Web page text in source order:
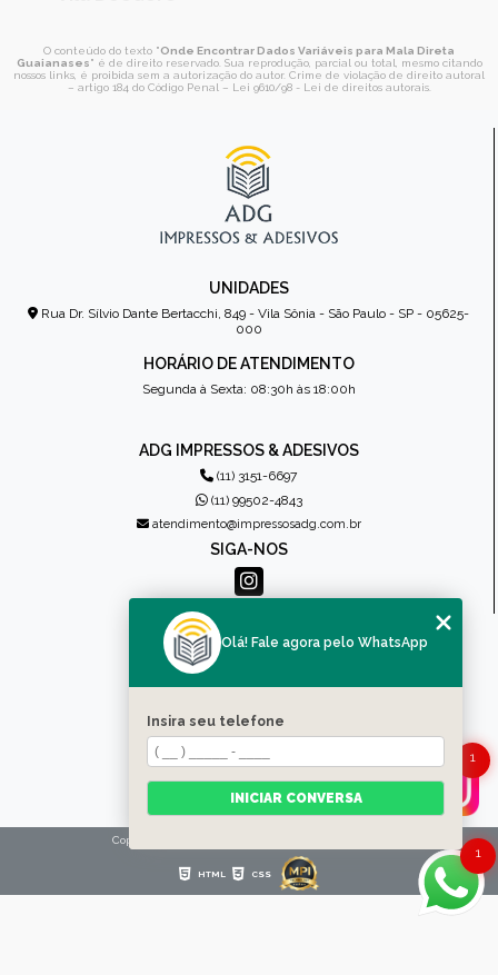
O conteúdo do texto "Onde Encontrar Dados Variáveis para Mala Direta
Guaianases" é de direito reservado. Sua reprodução, parcial ou total, mesmo citando
nossos links, é proibida sem a autorização do autor. Crime de violação de direito autoral
– artigo 184 do Código Penal – Lei 9610/98 - Lei de direitos autorais.
UNIDADES
Rua Dr. Sílvio Dante Bertacchi, 849 - Vila Sônia - São Paulo - SP - 05625-
000
HORÁRIO DE ATENDIMENTO
Segunda à Sexta: 08:30h às 18:00h
ADG IMPRESSOS & ADESIVOS
(11) 3151-6697
(11) 99502-4843
atendimento@impressosadg.com.br
SIGA-NOS
MENU
QUEM SOMOS
PRODUTOS
CONTATO
CATEGORIAS
MAPA DO SITE
Copyright © Impressos ADG. (Lei 9610 de 19/02/1998)
HTML CSS
1
1
Olá! Fale agora pelo WhatsApp
Insira seu telefone
INICIAR CONVERSA